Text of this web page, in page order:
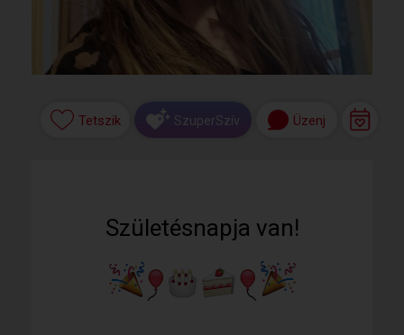
Tetszik SzuperSzív Üzenj
Születésnapja van!